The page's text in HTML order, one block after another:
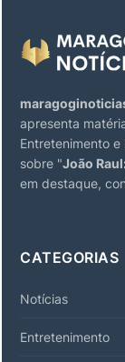
apresenta
Entretenimento
sobre "João
em destaque,
CATEGORIAS
Notícias
Entretenimento